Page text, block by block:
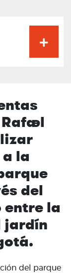
la
del
entre la
jardín
del parque